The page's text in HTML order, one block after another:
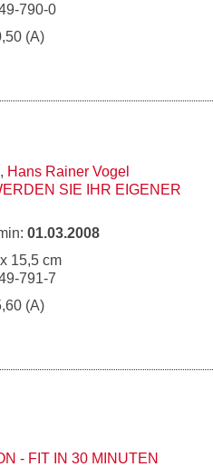
790-0
(A)
, Hans Rainer Vogel
SIE IHR EIGENER
01.03.2008
15,5 cm
791-7
(A)
- FIT IN 30 MINUTEN